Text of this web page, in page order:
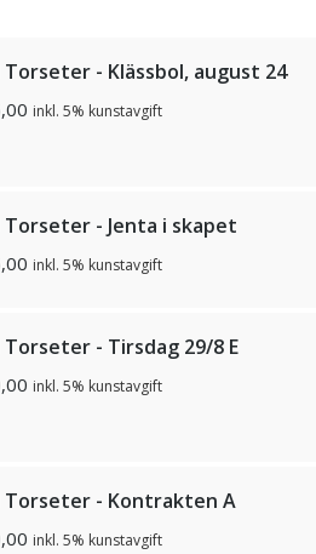
- Klässbol, august 24
inkl. 5% kunstavgift
- Jenta i skapet
inkl. 5% kunstavgift
- Tirsdag 29/8 E
inkl. 5% kunstavgift
- Kontrakten A
inkl. 5% kunstavgift